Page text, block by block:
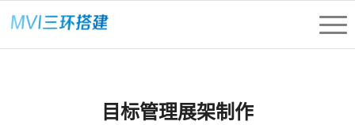
目标管理展架制作